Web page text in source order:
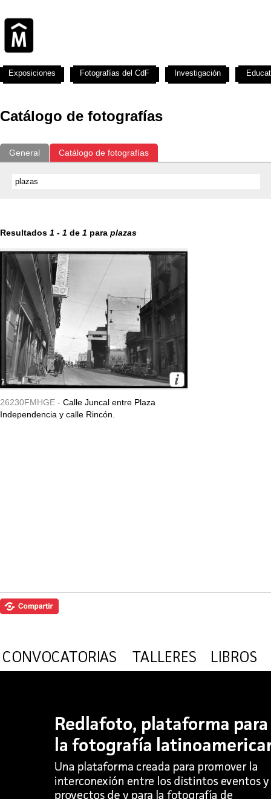
Catálogo de fotografías
General Catálogo de fotografías
Resultados 1 - 1 de 1 para plazas
26230FMHGE - Calle Juncal entre Plaza
Independencia y calle Rincón.
Exposiciones Fotografías del CdF Investigación